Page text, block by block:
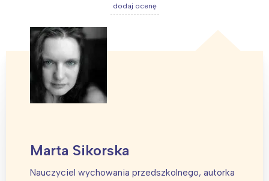
dodaj ocenę
Marta Sikorska
Nauczyciel wychowania przedszkolnego, autorka